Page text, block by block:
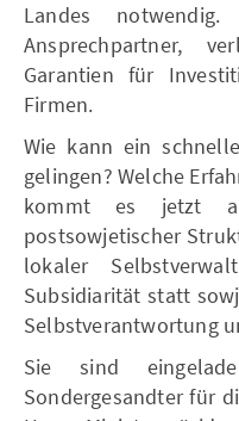
Landes
Ansprechpartner,
Garantien für
Firmen.
Wie kann ein
gelingen? Welche
kommt es jetzt
postsowjetischer
lokaler
Subsidiarität statt
Selbstverantwortung
Sie sind
Sondergesandter für